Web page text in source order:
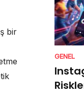
bir
GENEL